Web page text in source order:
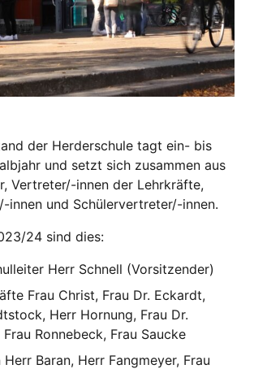
der Herderschule tagt ein- bis
und setzt sich zusammen aus
Vertreter/-innen der Lehrkräfte,
innen und Schülervertreter/-innen.
24 sind dies:
Herr Schnell (Vorsitzender)
Frau Christ, Frau Dr. Eckardt,
Herr Hornung, Frau Dr.
Frau Ronnebeck, Frau Saucke
Baran, Herr Fangmeyer, Frau